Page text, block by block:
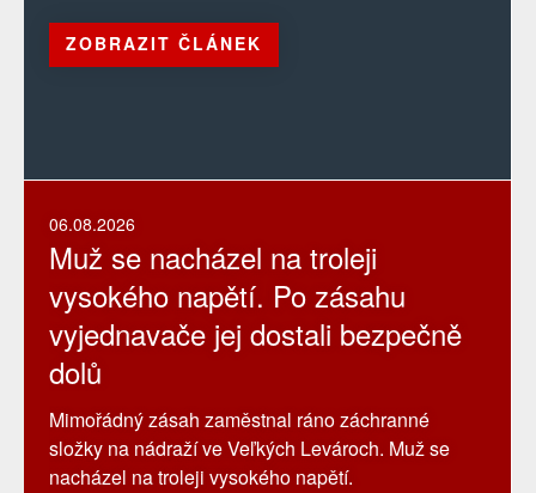
ZOBRAZIT ČLÁNEK
06.08.2026
Muž se nacházel na troleji
vysokého napětí. Po zásahu
vyjednavače jej dostali bezpečně
dolů
Mimořádný zásah zaměstnal ráno záchranné
složky na nádraží ve Veľkých Levároch. Muž se
nacházel na troleji vysokého napětí.